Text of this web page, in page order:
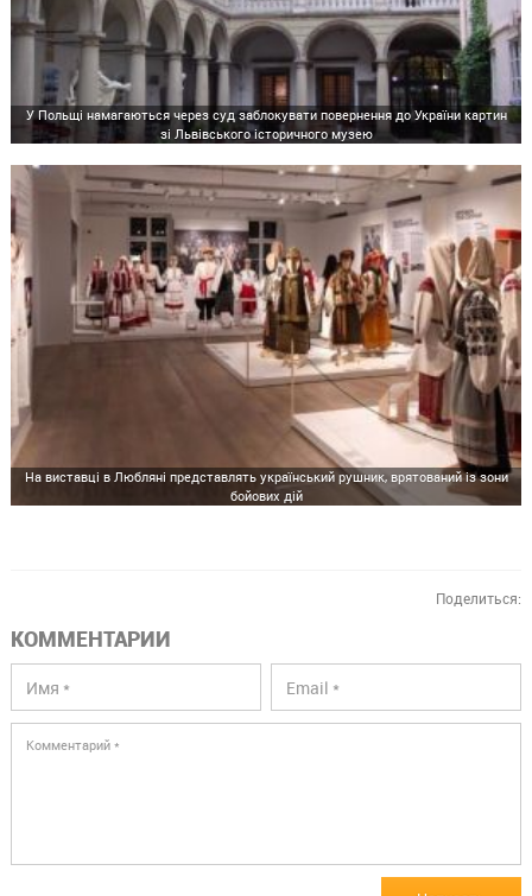
У Польщі намагаються через суд заблокувати повернення до України картин
зі Львівського історичного музею
На виставці в Любляні представлять український рушник, врятований із зони
бойових дій
Поделиться:
КОММЕНТАРИИ